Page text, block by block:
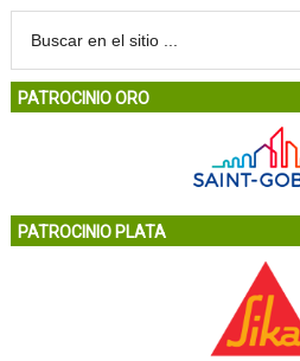
PATROCINIO ORO
PATROCINIO PLATA